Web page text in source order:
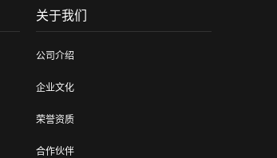
关于我们
公司介绍
企业文化
荣誉资质
合作伙伴